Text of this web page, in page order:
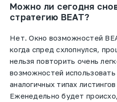
Можно ли сегодня
стратегию BEAT?
Нет. Окно возможностей
когда спред схлопнулся,
нельзя повторить очень
возможностей
аналогичных типах
Еженедельно будет